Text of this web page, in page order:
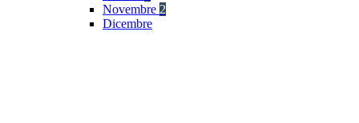
Novembre 2
Dicembre